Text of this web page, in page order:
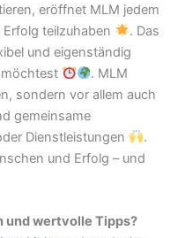
eröffnet MLM jedem
teilzuhaben
. Das
und eigenständig
. MLM
sondern vor allem auch
gemeinsame
Dienstleistungen
.
und Erfolg – und
und wertvolle Tipps?